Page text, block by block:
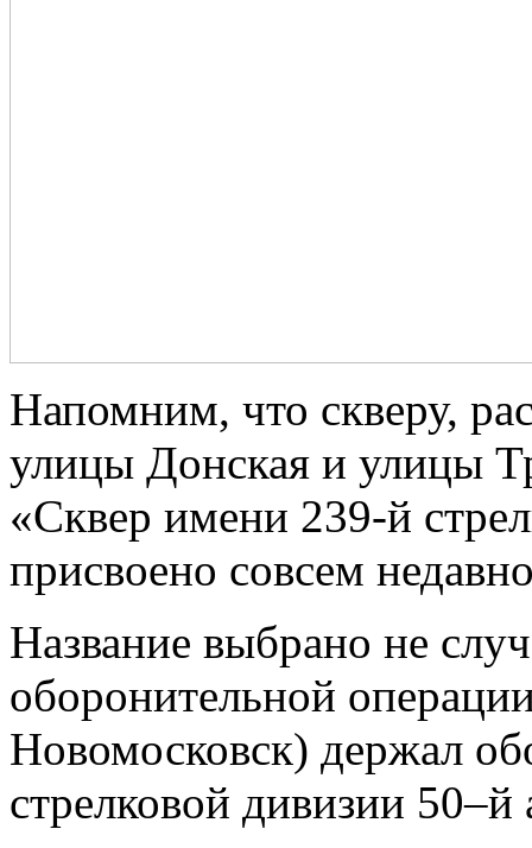
Напомним, что скверу,
улицы Донская и улицы
«Сквер имени 239-й
присвоено совсем
Название выбрано не
оборонительной
Новомосковск) держал
стрелковой дивизии